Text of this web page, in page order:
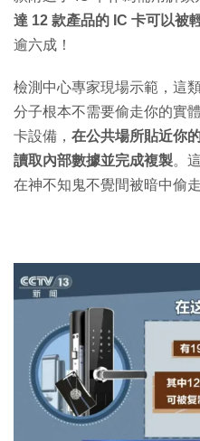
達 12 款產品的 IC 卡可以被
逾六成！
檢測中心專家現場示範，這
分子根本不需要偷走你的實
卡設備， 在公共場所貼近你
讀取內部數據並完成複製。
在神不知鬼不覺間被暗中偷走